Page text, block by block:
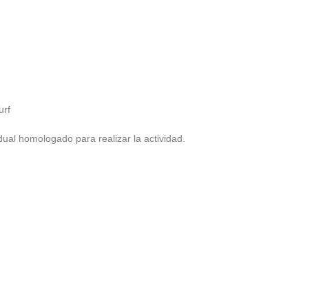
homologado para realizar la actividad.